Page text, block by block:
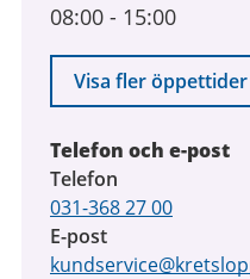
08:00 - 15:00
Visa fler öppettider
Telefon och e-post
Telefon
031-368 27 00
E-post